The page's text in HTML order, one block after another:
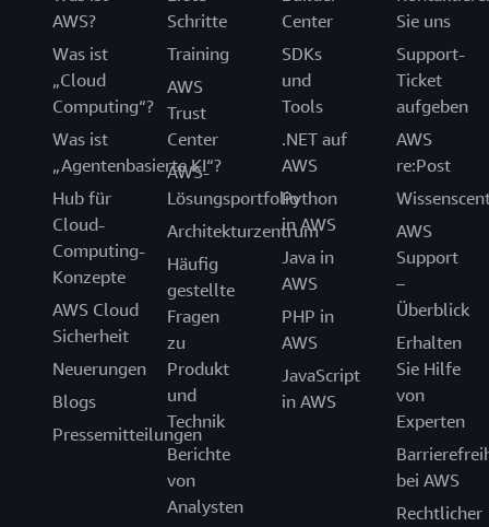
AWS?
Was ist
„Cloud
Computing“?
Was ist
„Agentenbasierte KI“?
Hub für
Cloud-
Computing-
Konzepte
AWS Cloud
Sicherheit
Neuerungen
Blogs
Pressemitteilungen
Schritte
Training
AWS
Trust
Center
AWS-
Lösungsportfolio
Architekturzentrum
Häufig
gestellte
Fragen
zu
Produkt
und
Technik
Berichte
von
Analysten
Center
SDKs
und
Tools
.NET auf
AWS
Python
in AWS
Java in
AWS
PHP in
AWS
JavaScript
in AWS
Sie uns
Support-
Ticket
aufgeben
AWS
re:Post
AWS
Support
–
Überblick
Erhalten
Sie Hilfe
von
Experten
bei AWS
Rechtlicher